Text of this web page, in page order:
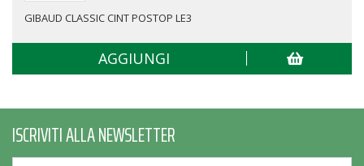
GIBAUD CLASSIC CINT POSTOP LE3
AGGIUNGI
ISCRIVITI ALLA NEWSLETTER